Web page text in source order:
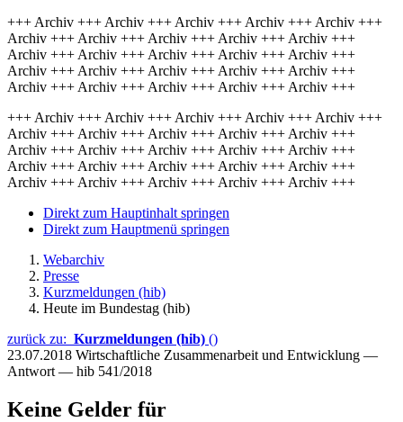
+++ Archiv +++ Archiv +++ Archiv +++ Archiv +++ Archiv +++
Archiv +++ Archiv +++ Archiv +++ Archiv +++ Archiv +++
Archiv +++ Archiv +++ Archiv +++ Archiv +++ Archiv +++
Archiv +++ Archiv +++ Archiv +++ Archiv +++ Archiv +++
Archiv +++ Archiv +++ Archiv +++ Archiv +++ Archiv +++
+++ Archiv +++ Archiv +++ Archiv +++ Archiv +++ Archiv +++
Archiv +++ Archiv +++ Archiv +++ Archiv +++ Archiv +++
Archiv +++ Archiv +++ Archiv +++ Archiv +++ Archiv +++
Archiv +++ Archiv +++ Archiv +++ Archiv +++ Archiv +++
Archiv +++ Archiv +++ Archiv +++ Archiv +++ Archiv +++
Direkt zum Hauptinhalt springen
Direkt zum Hauptmenü springen
Webarchiv
Presse
Kurzmeldungen (hib)
Heute im Bundestag (hib)
zurück zu: Kurzmeldungen (hib) ()
23.07.2018 Wirtschaftliche Zusammenarbeit und Entwicklung —
Antwort — hib 541/2018
Keine Gelder für